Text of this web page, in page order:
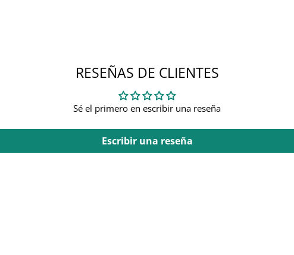
RESEÑAS DE CLIENTES
Sé el primero en escribir una reseña
Escribir una reseña